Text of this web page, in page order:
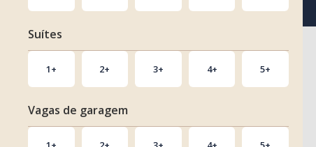
Suítes
1+ 2+ 3+ 4+ 5+
Vagas de garagem